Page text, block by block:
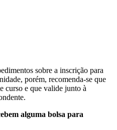
sobre a inscrição para
porém, recomenda-se que
curso e que valide junto à
alguma bolsa para